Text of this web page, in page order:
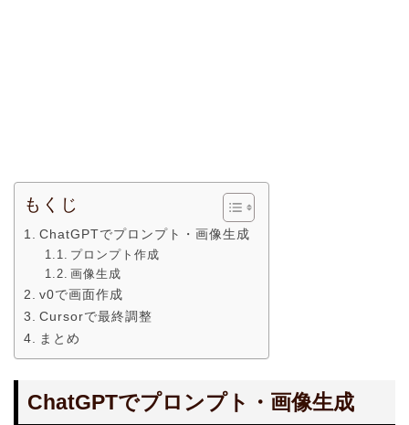
もくじ
ChatGPTでプロンプト・画像生成
プロンプト作成
画像生成
v0で画面作成
Cursorで最終調整
まとめ
ChatGPTでプロンプト・画像生成